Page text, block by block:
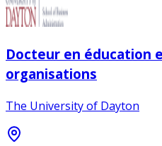
Docteur en éducation
organisations
The University of Dayton